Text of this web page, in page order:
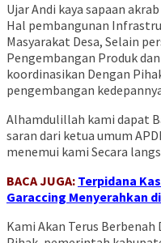
Ujar Andi kaya sapaan
Hal pembangunan
Masyarakat Desa, Selain
Pengembangan Produk
koordinasikan Dengan
pengembangan
Alhamdulillah kami dapat
saran dari ketua umum
menemui kami Secara
BACA JUGA: Terpidana
Garaccing Menyerahkan
Kami Akan Terus Berbenah